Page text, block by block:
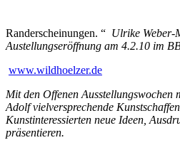
Randerscheinungen. “ Ulrike Weber-
Austellungseröffnung am 4.2.10 im
www.wildhoelzer.de
Mit den Offenen Ausstellungswochen
Adolf vielversprechende
Kunstinteressierten neue Ideen,
präsentieren.